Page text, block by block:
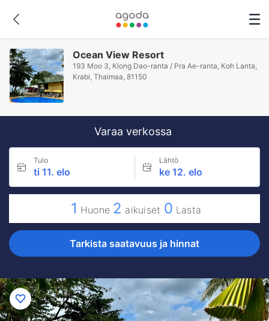
Ocean View Resort
193 Moo 3, Klong Dao-ranta / Pra Ae-ranta, Koh Lanta,
Krabi, Thaimaa, 81150
Varaa verkossa
Tulo
ti 11. elo
Lähtö
ke 12. elo
1 Huone 2 aikuiset 0 Lasta
Tarkista saatavuus ja hinnat